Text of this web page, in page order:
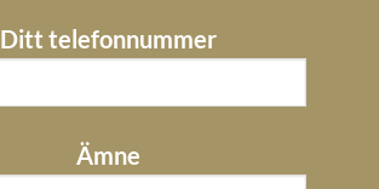
Ditt telefonnummer
Ämne